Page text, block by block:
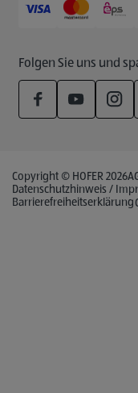
Folgen Sie uns und
Copyright © HOFER 2026
Datenschutzhinweis /
Barrierefreiheitserklärung